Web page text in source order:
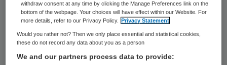
Op dit moment is alle zorg die ziekenhuizen
kunnen uitstellen afgezegd. Het aantal
verwijzingen van huisartsen en andere
verwijzers isgedaald met 75 procent
withdraw consent at any time by clicking the Manage Preferences link on the
bottom of the webpage. Your choices will have effect within our Website. For
more details, refer to our Privacy Policy.
Privacy Statement
Would you rather not? Then we only place essential and statistical cookies,
these do not record any data about you as a person
We and our partners process data to provide: